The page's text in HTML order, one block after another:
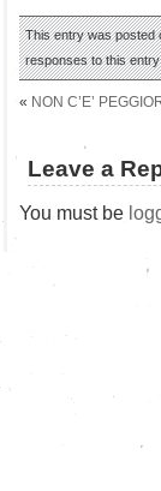
This entry was posted
responses to this
« NON C’E’
Leave a
You must be